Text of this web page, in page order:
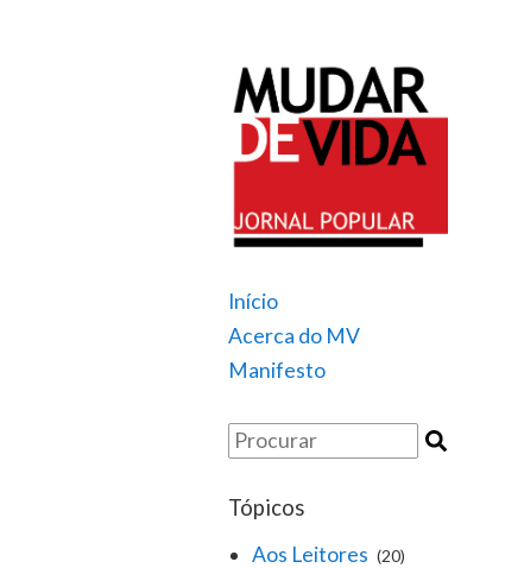
Início
Acerca do MV
Manifesto
Tópicos
Aos Leitores (20)